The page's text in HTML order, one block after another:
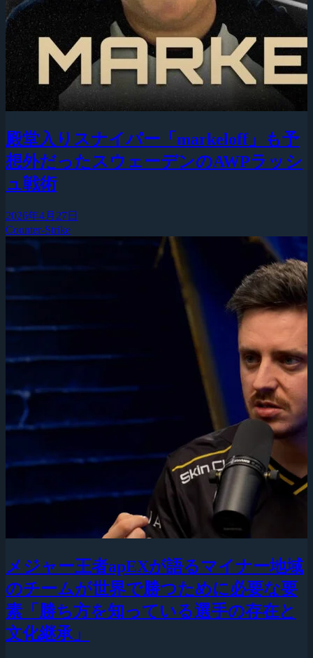
殿堂入りスナイパー「markeloff」も予
想外だったスウェーデンのAWPラッシ
ュ戦術
2026年4月27日
Counter-Strike
メジャー王者apEXが語るマイナー地域
のチームが世界で勝つために必要な要
素「勝ち方を知っている選手の存在と
文化継承」